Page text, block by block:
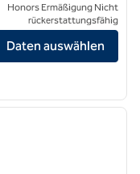
Milpitas anzeigen
Honors Ermäßigung Nicht
rückerstattungsfähig
Daten auswählen